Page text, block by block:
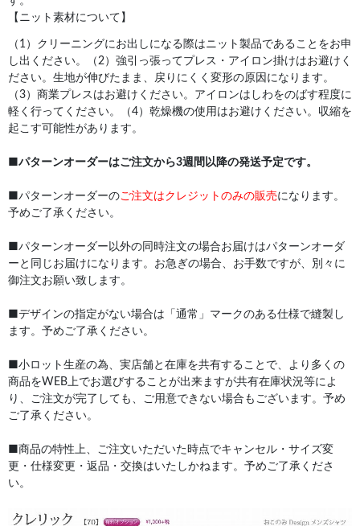
【ニット素材について】
（1）クリーニングにお出しになる際はニット製品であることをお申
し出ください。（2）強引っ張ってプレス・アイロン掛けはお避けく
ださい。生地が伸びたまま、戻りにくく変形の原因になります。
（3）商業プレスはお避けください。アイロンはしわをのばす程度に
軽く行ってください。（4）乾燥機の使用はお避けください。収縮を
起こす可能性があります。
パターンオーダーはご注文から3週間以降の発送予定です。
■パターンオーダーのご注文はクレジットのみの販売になります。
予めご了承ください。
■パターンオーダー以外の同時注文の場合お届けはパターンオーダ
ーと同じお届けになります。お急ぎの場合、お手数ですが、別々に
御注文お願い致します。
■デザインの指定がない場合は「通常」マークのある仕様で縫製し
ます。予めご了承ください。
■小ロット生産の為、実店舗と在庫を共有することで、より多くの
商品をWEB上でお選びすることが出来ますが共有在庫状況等によ
り、ご注文が完了しても、ご用意できない場合もございます。予め
ご了承ください。
■商品の特性上、ご注文いただいた時点でキャンセル・サイズ変
更・仕様変更・返品・交換はいたしかねます。予めご了承くださ
い。